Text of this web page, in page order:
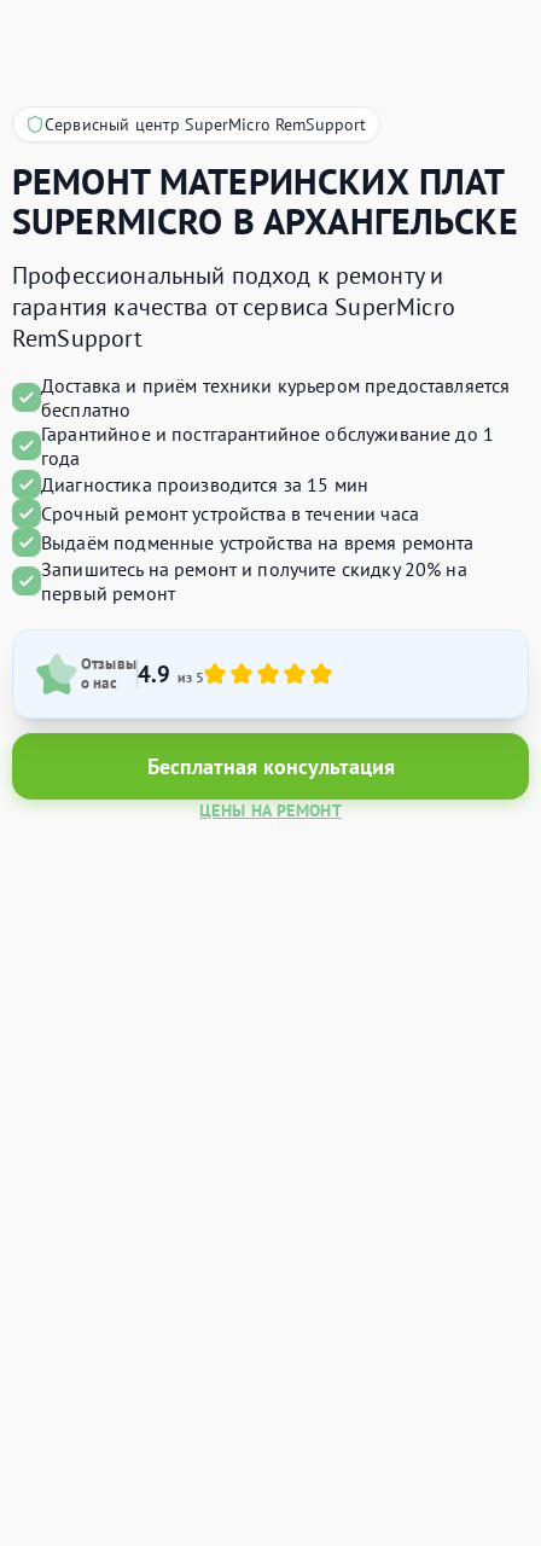
Сервисный центр SuperMicro RemSupport
РЕМОНТ МАТЕРИНСКИХ ПЛАТ
SUPERMICRO В АРХАНГЕЛЬСКЕ
Профессиональный подход к ремонту и
гарантия качества от сервиса SuperMicro
RemSupport
Доставка и приём техники курьером предоставляется
бесплатно
Гарантийное и постгарантийное обслуживание до 1
года
Диагностика производится за 15 мин
Срочный ремонт устройства в течении часа
Выдаём подменные устройства на время ремонта
Запишитесь на ремонт и получите скидку 20% на
первый ремонт
Отзывы
о нас
4.9 из 5
Бесплатная консультация
ЦЕНЫ НА РЕМОНТ